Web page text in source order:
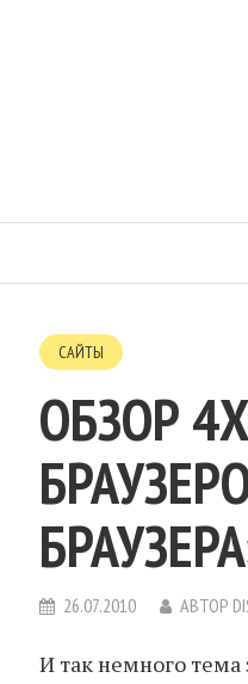
САЙТЫ
ОБЗОР
26.07.2010 АВТОР
И так немного тема